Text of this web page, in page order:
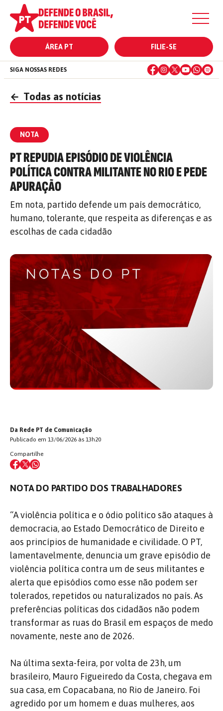
ÁREA PT FILIE-SE
SIGA NOSSAS REDES
← Todas as notícias
NOTA
PT REPUDIA EPISÓDIO DE VIOLÊNCIA
POLÍTICA CONTRA MILITANTE NO RIO E PEDE
APURAÇÃO
Em nota, partido defende um país democrático,
humano, tolerante, que respeita as diferenças e as
escolhas de cada cidadão
Da Rede PT de Comunicação
Publicado em 13/06/2026 às 13h20
Compartilhe
NOTA DO PARTIDO DOS TRABALHADORES
“A violência política e o ódio político são ataques à
democracia, ao Estado Democrático de Direito e
aos princípios de humanidade e civilidade. O PT,
lamentavelmente, denuncia um grave episódio de
violência política contra um de seus militantes e
alerta que episódios como esse não podem ser
tolerados, repetidos ou naturalizados no país. As
preferências políticas dos cidadãos não podem
transformar as ruas do Brasil em espaços de medo
novamente, neste ano de 2026.
Na última sexta-feira, por volta de 23h, um
brasileiro, Mauro Figueiredo da Costa, chegava em
sua casa, em Copacabana, no Rio de Janeiro. Foi
agredido por um homem e duas mulheres, aos